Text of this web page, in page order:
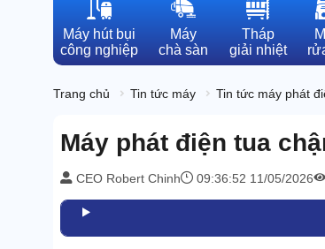
Máy hút bụi
công nghiệp
Máy
chà sàn
Tháp
giải nhiệt
Trang chủ Tin tức máy Tin tức máy phát
Máy phát điện tua
CEO Robert Chinh 09:36:52 11/05/2026